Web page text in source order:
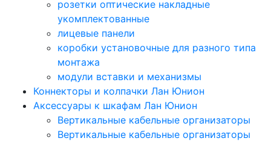
розетки оптические накладные
укомплектованные
лицевые панели
коробки установочные для разного типа
монтажа
модули вставки и механизмы
Коннекторы и колпачки Лан Юнион
Аксессуары к шкафам Лан Юнион
Вертикальные кабельные организаторы
Вертикальные кабельные организаторы